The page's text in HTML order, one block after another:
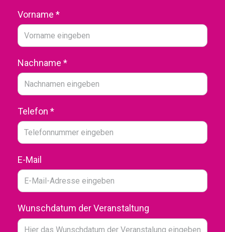
Vorname *
Nachname *
Telefon *
E-Mail
Wunschdatum der Veranstaltung